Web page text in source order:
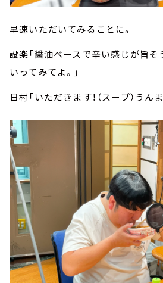
早速いただいてみることに。
設楽「醤油ベースで辛い感じが旨そ
いってみてよ。」
日村「いただきます！（スープ）うんま